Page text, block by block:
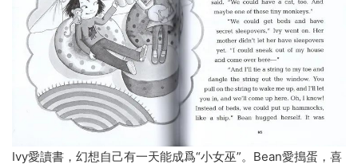
Ivy愛讀書，幻想自己有一天能成爲“小女巫”。Bean愛搗蛋，喜